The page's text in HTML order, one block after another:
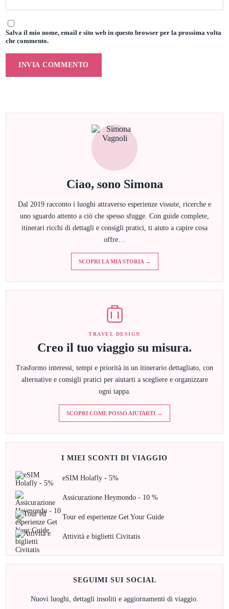
Salva il mio nome, email e sito web in questo browser per la prossima volta
che commento.
Ciao, sono Simona
Dal 2019 racconto i luoghi attraverso esperienze vissute, ricerche e
uno sguardo attento a ciò che spesso sfugge. Con guide complete,
itinerari ricchi di dettagli e consigli pratici, ti aiuto a capire cosa
offre…
SCOPRI LA MIA STORIA →
TRAVEL DESIGN
Creo il tuo viaggio su misura.
Trasformo interessi, tempi e priorità in un itinerario dettagliato, con
alternative e consigli pratici per aiutarti a scegliere e organizzare
ogni tappa.
SCOPRI COME POSSO AIUTARTI →
I MIEI SCONTI DI VIAGGIO
eSIM Holafly - 5%
Assicurazione Heymondo - 10 %
Tour ed esperienze Get Your Guide
Attività e biglietti Civitatis
SEGUIMI SUI SOCIAL
Nuovi luoghi, dettagli insoliti e aggiornamenti di viaggio.